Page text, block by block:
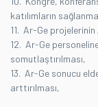
katılımların
11. Ar-Ge
12. Ar-Ge
somutlaştırılması,
13. Ar-Ge sonucu
arttırılması,